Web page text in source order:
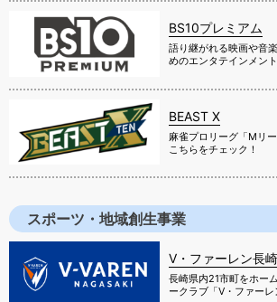
BS10プレミアム
語り継がれる映画や音
めのエンタテインメン
BEAST X
麻雀プロリーグ「Mリ
こちらをチェック！
スポーツ・地域創生事業
V・ファーレン長崎
長崎県内21市町をホー
ークラブ「V・ファーレ